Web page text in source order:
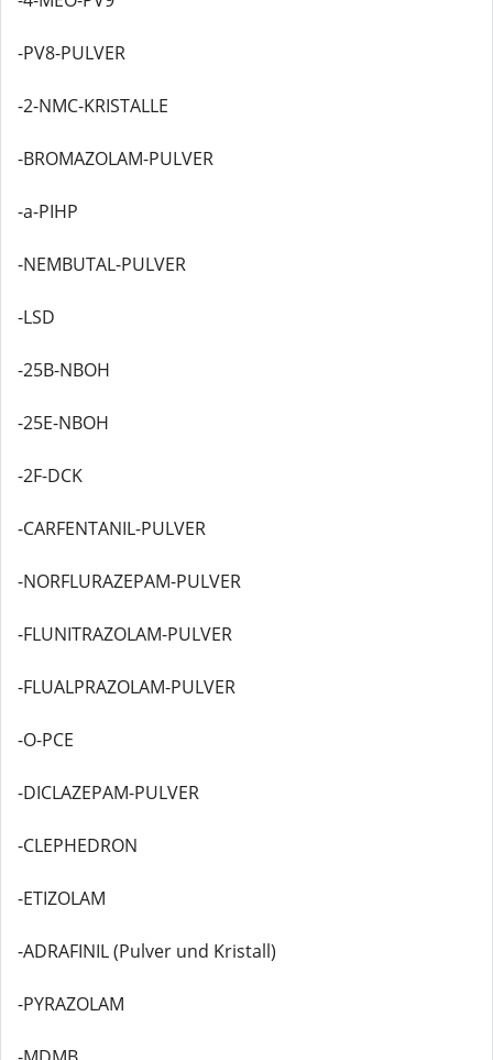
-PV8-PULVER
-2-NMC-KRISTALLE
-BROMAZOLAM-PULVER
-a-PIHP
-NEMBUTAL-PULVER
-LSD
-25B-NBOH
-25E-NBOH
-2F-DCK
-CARFENTANIL-PULVER
-NORFLURAZEPAM-PULVER
-FLUNITRAZOLAM-PULVER
-FLUALPRAZOLAM-PULVER
-O-PCE
-DICLAZEPAM-PULVER
-CLEPHEDRON
-ETIZOLAM
-ADRAFINIL (Pulver und Kristall)
-PYRAZOLAM